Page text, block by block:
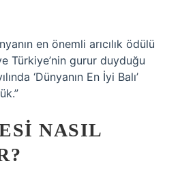
en önemli arıcılık ödülü
Türkiye’nin gurur duyduğu
‘Dünyanın En İyi Balı’
NASIL